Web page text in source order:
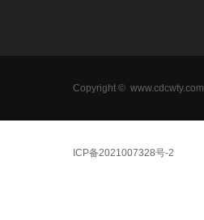
Copyright © www.cdcwty.com
ICP备2021007328号-2